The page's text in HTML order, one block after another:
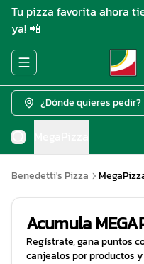
Tu pizza favorita ahora
ya! 📲
Abrir menu de navegación
¿Dónde quieres pedir?
Benedetti's Pizza
Acumula
Regístrate, gana puntos
canjealos por productos